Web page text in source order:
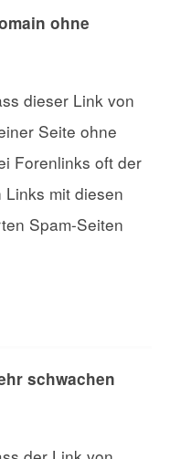
ohne
dieser Link von
Seite ohne
Forenlinks oft der
mit diesen
Spam-Seiten
schwachen